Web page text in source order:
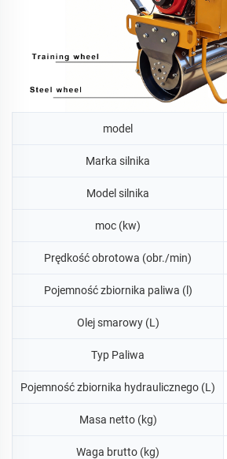
model
Marka silnika
Model silnika
moc (kw)
Prędkość obrotowa (obr./min)
Pojemność zbiornika paliwa (l)
Olej smarowy (L)
Typ Paliwa
Pojemność zbiornika hydraulicznego (L)
Masa netto (kg)
Waga brutto (kg)